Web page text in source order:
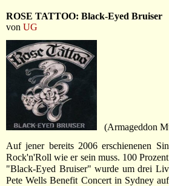
ROSE TATTOO: Black-Eyed Bruiser
von UG
(Armageddon
Auf jener bereits 2006 erschienenen
Rock'n'Roll wie er sein muss. 100
"Black-Eyed Bruiser" wurde um drei
Pete Wells Benefit Concert in Sydney